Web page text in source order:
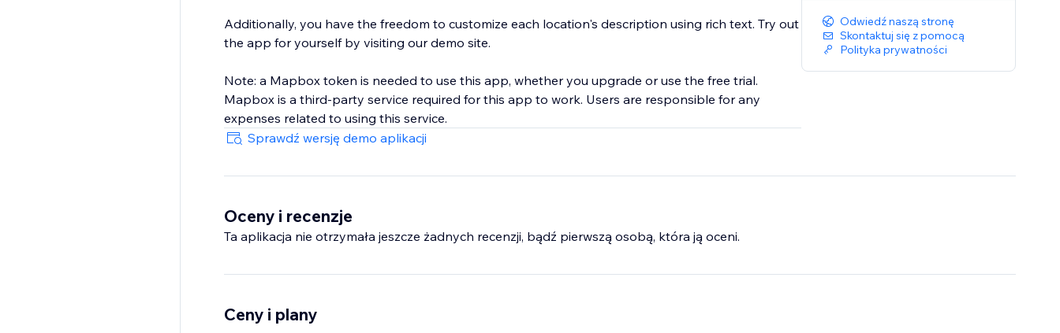
Additionally, you have the freedom to customize each location's description using rich text. Try out
the app for yourself by visiting our demo site.
Note: a Mapbox token is needed to use this app, whether you upgrade or use the free trial.
Mapbox is a third-party service required for this app to work. Users are responsible for any
expenses related to using this service.
Sprawdź wersję demo aplikacji
Odwiedź naszą stronę
Skontaktuj się z pomocą
Polityka prywatności
Oceny i recenzje
Ta aplikacja nie otrzymała jeszcze żadnych recenzji, bądź pierwszą osobą, która ją oceni.
Ceny i plany